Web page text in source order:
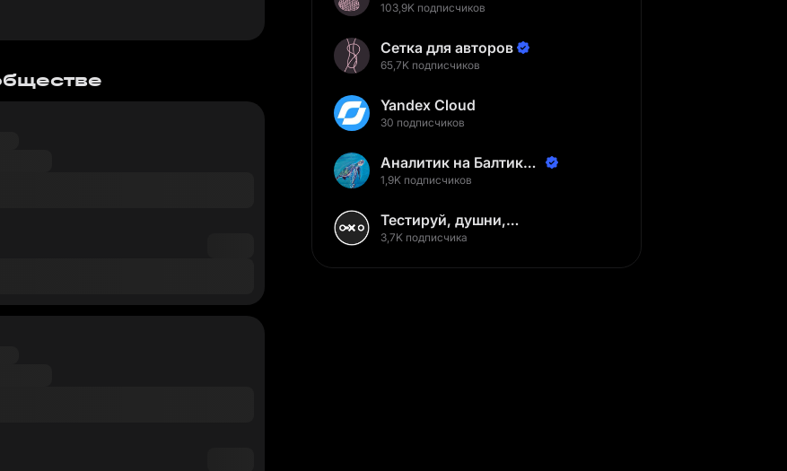
103,9K подписчиков
Сетка для авторов
65,7K подписчиков
Yandex Cloud
30 подписчиков
Аналитик на Балтике |
Неверов Станислав
1,9K подписчиков
Тестируй, душни,
наслаждайся
3,7K подписчика